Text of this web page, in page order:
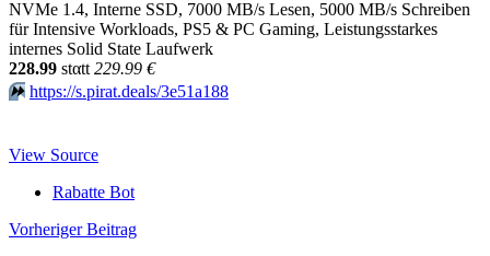
NVMe 1.4, Interne SSD, 7000 MB/s Lesen, 5000 MB/s Schreiben
für Intensive Workloads, PS5 & PC Gaming, Leistungsstarkes
internes Solid State Laufwerk
228.99 stαtt 229.99 €
⏩️ https://s.pirat.deals/3e51a188
View Source
Rabatte Bot
Beitragsnavigation
Vorheriger Beitrag